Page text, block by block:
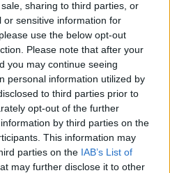
sharing to third parties, or
or sensitive information for
use the below opt-out
Please note that after your
you may continue seeing
personal information utilized by
to third parties prior to
opt-out of the further
by third parties on the
This information may
parties on the IAB’s List of
may further disclose it to other
documentos, gratuito y de
un programa de base de
utiliza documentos similares
un amplio conjunto de
que utilice el programa,
bases de datos y DBAs.Las
Shell de MongoDB para
las funciones, editor de
de usar, capacidad para
gestión de colecciones y sus